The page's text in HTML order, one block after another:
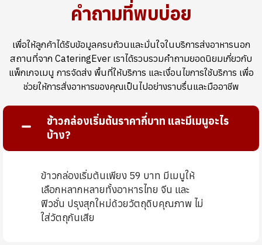
คำถามที่พบบ่อย
เพื่อให้ลูกค้าได้รับข้อมูลครบถ้วนและมั่นใจในบริการส่งอาหารนอก
สถานที่จาก CateringEver เราได้รวบรวมคำถามยอดนิยมเกี่ยวกับ
แพ็กเกจเมนู การจัดส่ง พื้นที่ให้บริการ และเงื่อนไขการใช้บริการ เพื่อ
ช่วยให้การสั่งอาหารของคุณเป็นไปอย่างราบรื่นและมืออาชีพ
ข้าวกล่องเริ่มต้นราคากี่บาท และมีเมนูอะไร
บ้าง?
ข้าวกล่องเริ่มต้นเพียง 59 บาท มีเมนูให้
เลือกหลากหลายทั้งอาหารไทย จีน และ
ฟิวชั่น ปรุงสุกใหม่ด้วยวัตถุดิบคุณภาพ ไม่
ใส่วัตถุกันเสีย